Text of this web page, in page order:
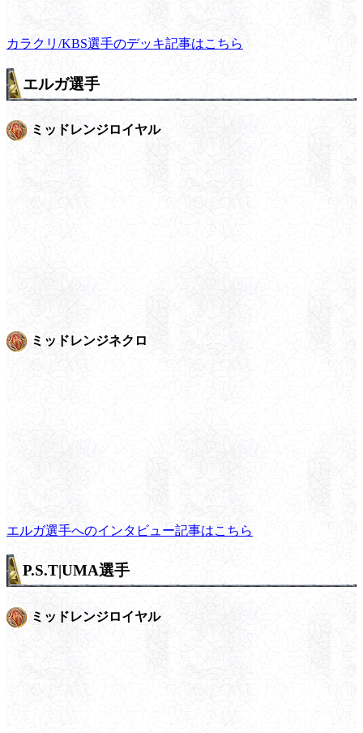
カラクリ/KBS選手のデッキ記事はこちら
エルガ選手
ミッドレンジロイヤル
ミッドレンジネクロ
エルガ選手へのインタビュー記事はこちら
P.S.T|UMA選手
ミッドレンジロイヤル